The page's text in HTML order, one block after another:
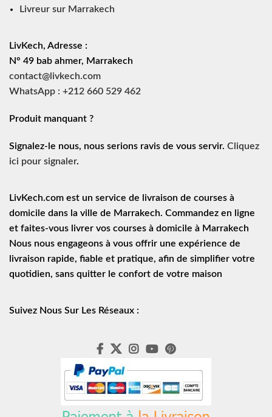
Livreur sur Marrakech
LivKech, Adresse :
N° 49 bab ahmer, Marrakech
contact@livkech.com
WhatsApp : +212 660 529 462
Produit manquant ?
Signalez-le nous, nous serions ravis de vous servir. Cliquez
ici pour signaler.
LivKech.com est un service de
livraison de courses à
domicile dans la ville de Marrakech. Commandez en ligne
et faites-vous livrer vos courses à domicile à Marrakech
Nous nous engageons à vous offrir une expérience de
livraison rapide, fiable et pratique, afin de simplifier votre
quotidien, sans quitter le confort de votre maison
Suivez Nous Sur Les Réseaux :